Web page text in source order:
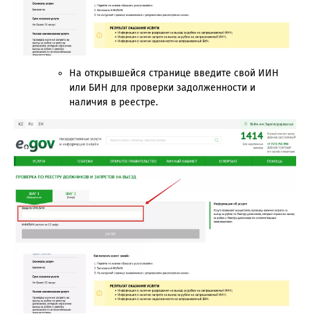
На открывшейся странице введите свой ИИН
или БИН для проверки задолженности и
наличия в реестре.